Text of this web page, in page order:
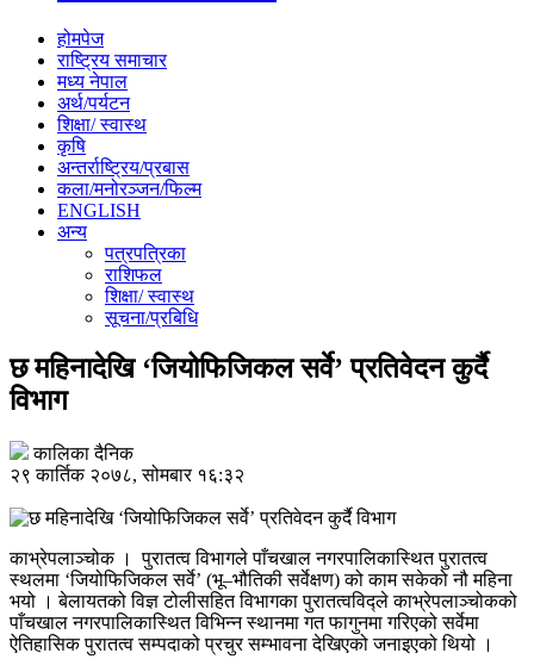
होमपेज
राष्ट्रिय समाचार
मध्य नेपाल
अर्थ/पर्यटन
शिक्षा/ स्वास्थ
कृषि
अन्तर्राष्ट्रिय/प्रबास
कला/मनोरञ्जन/फिल्म
ENGLISH
अन्य
पत्रपत्रिका
राशिफल
शिक्षा/ स्वास्थ
सूचना/प्रबिधि
छ महिनादेखि ‘जियोफिजिकल सर्वे’ प्रतिवेदन कुर्दै
विभाग
कालिका दैनिक
२९ कार्तिक २०७८, सोमबार १६:३२
काभ्रेपलाञ्चोक । पुरातत्व विभागले पाँचखाल नगरपालिकास्थित पुरातत्व
स्थलमा ‘जियोफिजिकल सर्वे’ (भू–भौतिकी सर्वेक्षण) को काम सकेको नौ महिना
भयो । बेलायतको विज्ञ टोलीसहित विभागका पुरातत्वविद्ले काभ्रेपलाञ्चोकको
पाँचखाल नगरपालिकास्थित विभिन्न स्थानमा गत फागुनमा गरिएको सर्वेमा
ऐतिहासिक पुरातत्व सम्पदाको प्रचुर सम्भावना देखिएको जनाइएको थियो ।